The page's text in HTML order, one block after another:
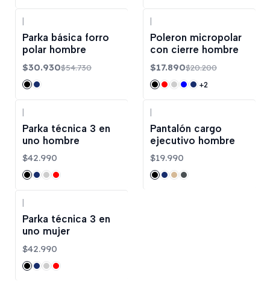
Parka básica forro
polar hombre
$30.930$54.730
Poleron micropolar
con cierre hombre
$17.890$20.200
+2
|
Parka técnica 3 en
uno hombre
$42.990
|
Pantalón cargo
ejecutivo hombre
$19.990
Parka técnica 3 en
uno mujer
$42.990